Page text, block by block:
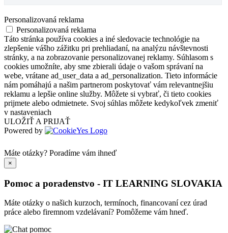
Personalizovaná reklama
Personalizovaná reklama
Táto stránka používa cookies a iné sledovacie technológie na
zlepšenie vášho zážitku pri prehliadaní, na analýzu návštevnosti
stránky, a na zobrazovanie personalizovanej reklamy. Súhlasom s
cookies umožníte, aby sme zbierali údaje o vašom správaní na
webe, vrátane ad_user_data a ad_personalization. Tieto informácie
nám pomáhajú a našim partnerom poskytovať vám relevantnejšiu
reklamu a lepšie online služby. Môžete si vybrať, či tieto cookies
prijmete alebo odmietnete. Svoj súhlas môžete kedykoľvek zmeniť
v nastaveniach
ULOŽIŤ A PRIJAŤ
Powered by
Máte otázky? Poradíme vám ihneď
×
Pomoc a poradenstvo - IT LEARNING SLOVAKIA
Máte otázky o našich kurzoch, termínoch, financovaní cez úrad
práce alebo firemnom vzdelávaní? Pomôžeme vám hneď.